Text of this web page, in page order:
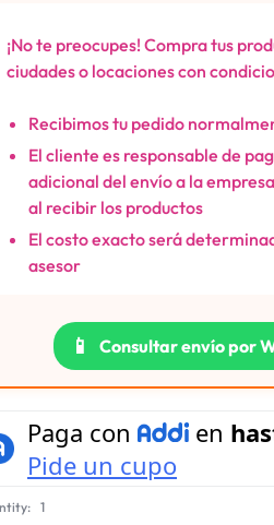
¡No te preocupes! Compra tus
ciudades o locaciones con
Recibimos tu pedido
El cliente es responsable de
adicional del envío a la
al recibir los productos
El costo exacto será
asesor
📱 Consultar envío por
1